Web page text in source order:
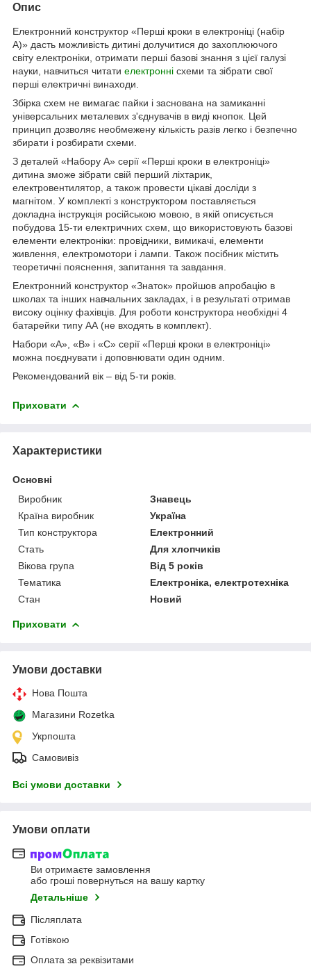
Опис
Електронний конструктор «Перші кроки в електроніці (набір
А)» дасть можливість дитині долучитися до захоплюючого
світу електроніки, отримати перші базові знання з цієї галузі
науки, навчиться читати електронні схеми та зібрати свої
перші електричні винаходи.
Збірка схем не вимагає пайки і заснована на замиканні
універсальних металевих з'єднувачів в виді кнопок. Цей
принцип дозволяє необмежену кількість разів легко і безпечно
збирати і розбирати схеми.
З деталей «Набору А» серії «Перші кроки в електроніці»
дитина зможе зібрати свій перший ліхтарик,
електровентилятор, а також провести цікаві досліди з
магнітом. У комплекті з конструктором поставляється
докладна інструкція російською мовою, в якій описується
побудова 15-ти електричних схем, що використовують базові
елементи електроніки: провідники, вимикачі, елементи
живлення, електромотори і лампи. Також посібник містить
теоретичні пояснення, запитання та завдання.
Електронний конструктор «Знаток» пройшов апробацію в
школах та інших навчальних закладах, і в результаті отримав
високу оцінку фахівців. Для роботи конструктора необхідні 4
батарейки типу АА (не входять в комплект).
Набори «А», «В» і «С» серії «Перші кроки в електроніці»
можна поєднувати і доповнювати один одним.
Рекомендований вік ‒ від 5-ти років.
Приховати
Характеристики
Основні
Виробник
Знавець
Країна виробник
Україна
Тип конструктора
Електронний
Стать
Для хлопчиків
Вікова група
Від 5 років
Тематика
Електроніка, електротехніка
Стан
Новий
Приховати
Умови доставки
Нова Пошта
Магазини Rozetka
Укрпошта
Самовивіз
Всі умови доставки
Умови оплати
Ви отримаєте замовлення
або гроші повернуться на вашу картку
Детальніше
Післяплата
Готівкою
Оплата за реквізитами